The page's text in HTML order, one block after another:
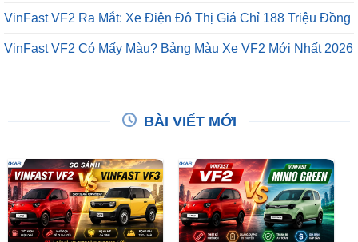
VinFast VF2 Ra Mắt: Xe Điện Đô Thị Giá Chỉ 188 Triệu Đồng
VinFast VF2 Có Mấy Màu? Bảng Màu Xe VF2 Mới Nhất 2026
BÀI VIẾT MỚI